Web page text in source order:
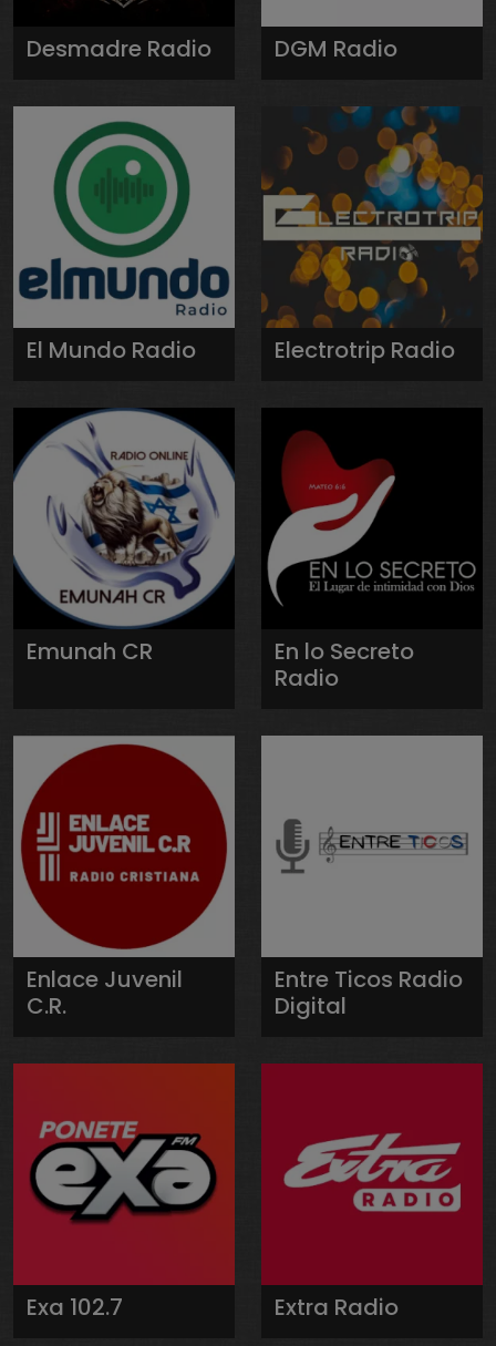
Desmadre Radio DGM Radio
El Mundo Radio Electrotrip Radio
Emunah CR
En lo Secreto
Radio
Enlace Juvenil
C.R.
Entre Ticos Radio
Digital
Exa 102.7 Extra Radio